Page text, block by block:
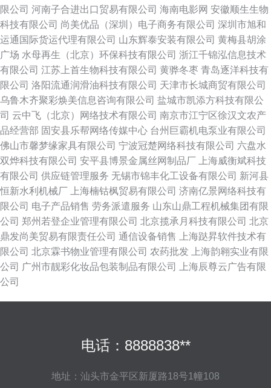
限公司 河南子合进出口贸易有限公司 海南电影网 安徽顺生生物
科技有限公司 尚美优品（深圳）电子商务有限公司 深圳市旭和
运通国际货运代理有限公司 山东辉泰安装有限公司 黄梅县胡涂
广场 水母再生（北京）环保科技有限公司 浙江千锦泓信息技术
有限公司 江苏上首生物科技有限公司 黄骅冬枣 青岛逐洋科技有
限公司 洛阳流通润滑油科技有限公司 天津市长城商贸有限公司
乌鲁木齐聚彩焕美信息咨询有限公司 盐城市凯添方科技有限公
司 云中飞（北京）网络技术有限公司 南京市江宁区徐汉文农产
品经营部 固安县乐帮网络传媒中心 台州巨霸机电泵业有限公司
佛山市馨梦缘家具有限公司 宁波冠楚网络科技有限公司 六盘水
双烨科技有限公司 安平县博景金属丝网制品厂
上海威衡斌科技
有限公司 供应链管理服务 无锡市锦丰化工设备有限公司 新河县
恒新水利机械厂
上海楠钴枫贸易有限公司 济南亿景网络科技有
限公司 电子产品销售 劳务派遣服务 山东山鼎工程机械集团有限
公司 郑州若登企业管理有限公司 北京揽承月科技有限公司 北京
鼎发尚美贸易有限责任公司 通信设备销售
上海跶昇软件技术有
限公司 北京霖书物业管理有限公司 农药批发
上海韵翱实业有限
公司 广州市靓彩化妆品包装制品有限公司
上海辰尊云广告有限
公司
电话：8888838**
地址：汕头市金平区新厦路18号1幢108